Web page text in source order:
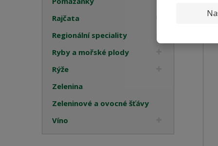
Rajčata
Regionální speciality
Ryby a mořské plody
Rýže
Zelenina
Zeleninové a ovocné šťávy
Víno